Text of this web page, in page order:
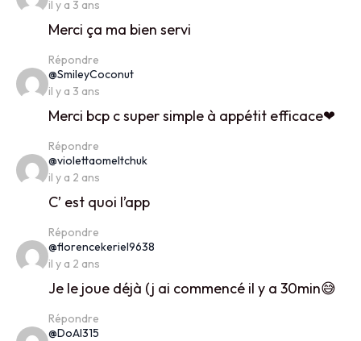
il y a 3 ans
Merci ça ma bien servi
Répondre
@SmileyCoconutsays:
il y a 3 ans
Merci bcp c super simple à appétit efficace❤
Répondre
@violettaomeltchuksays:
il y a 2 ans
C’ est quoi l’app
Répondre
@florencekeriel9638
il y a 2 ans
Je le joue déjà (j ai commencé il y a 30min😅
Répondre
@DoAl315